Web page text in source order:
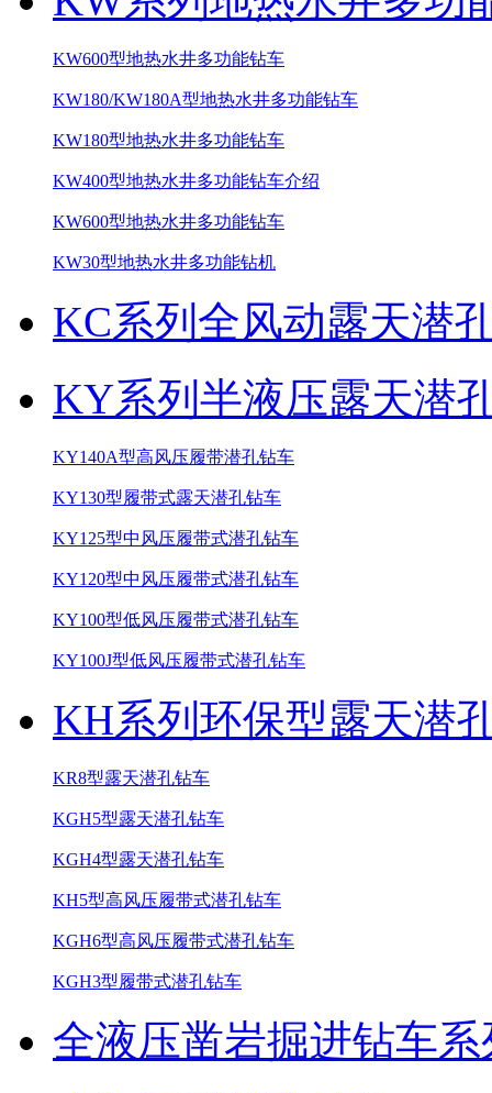
KW600型地热水井多功能钻车
KW180/KW180A型地热水井多功能钻车
KW180型地热水井多功能钻车
KW400型地热水井多功能钻车介绍
KW600型地热水井多功能钻车
KW30型地热水井多功能钻机
KC系列全风动露天潜
KY系列半液压露天潜
KY140A型高风压履带潜孔钻车
KY130型履带式露天潜孔钻车
KY125型中风压履带式潜孔钻车
KY120型中风压履带式潜孔钻车
KY100型低风压履带式潜孔钻车
KY100J型低风压履带式潜孔钻车
KH系列环保型露天潜
KR8型露天潜孔钻车
KGH5型露天潜孔钻车
KGH4型露天潜孔钻车
KH5型高风压履带式潜孔钻车
KGH6型高风压履带式潜孔钻车
KGH3型履带式潜孔钻车
全液压凿岩掘进钻车系